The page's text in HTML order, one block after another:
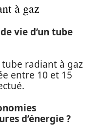
à gaz
vie d’un tube
tube radiant à gaz
entre 10 et 15
d’énergie ?